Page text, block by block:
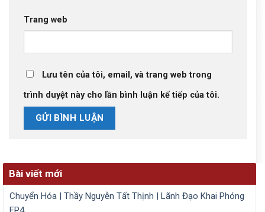
Trang web
Lưu tên của tôi, email, và trang web trong
trình duyệt này cho lần bình luận kế tiếp của tôi.
Bài viết mới
Chuyển Hóa | Thầy Nguyễn Tất Thịnh | Lãnh Đạo Khai Phóng